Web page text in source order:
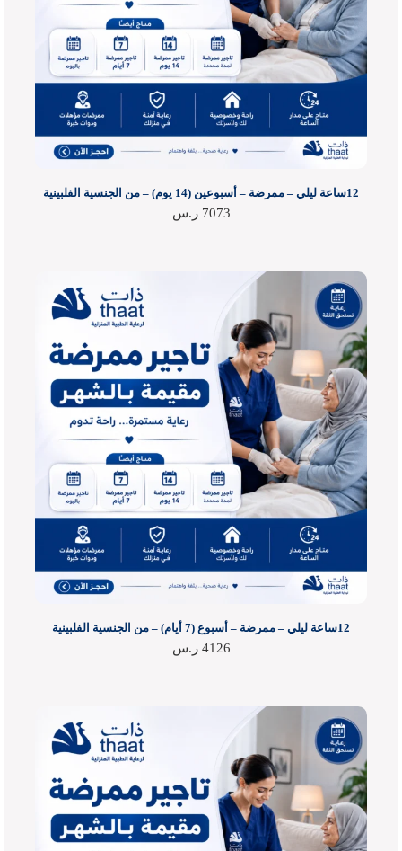
12ساعة ليلي – ممرضة – أسبوعين (14 يوم) – من الجنسية الفلبينية
7073 ر.س
12ساعة ليلي – ممرضة – أسبوع (7 أيام) – من الجنسية الفلبينية
4126 ر.س